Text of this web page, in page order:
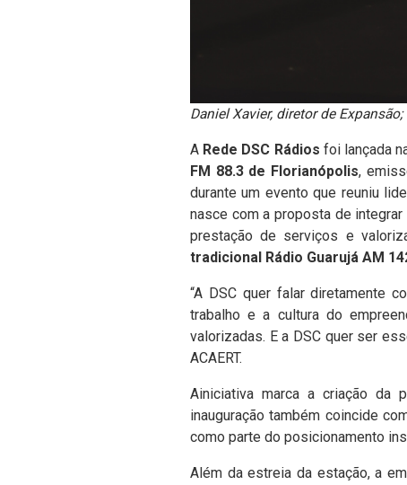
Daniel Xavier, diretor de
A Rede DSC Rádios foi lançada
FM 88.3 de Florianópolis,
durante um evento que reuniu
nasce com a proposta de
prestação de serviços e
tradicional Rádio Guarujá AM
“A DSC quer falar diretamente
trabalho e a cultura do
valorizadas. E a DSC quer ser
ACAERT.
Ainiciativa marca a criação da
inauguração também coincide
como parte do posicionamento
Além da estreia da estação, a